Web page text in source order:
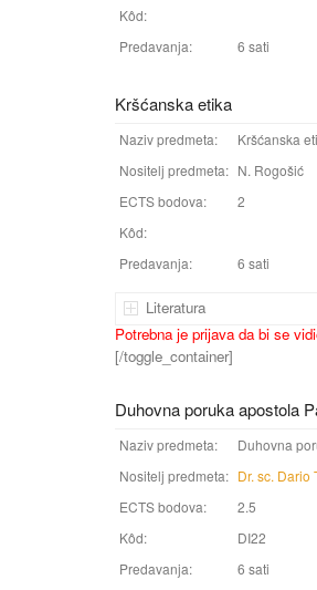
Kôd:
Predavanja:
6 sati
Kršćanska etika
Naziv predmeta:
Kršćanska
Nositelj predmeta: N. Rogošić
ECTS bodova:
2
Kôd:
Predavanja:
6 sati
Literatura
Potrebna je prijava da bi se
[/toggle_container]
Duhovna poruka apostola
Naziv predmeta:
Duhovna
Nositelj predmeta: Dr. sc. Dario
ECTS bodova:
2.5
Kôd:
DI22
Predavanja:
6 sati